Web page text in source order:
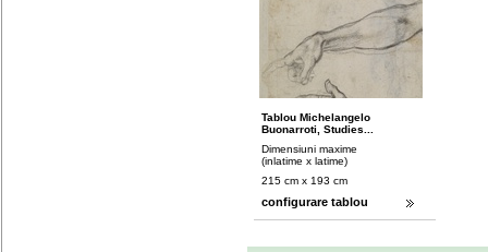
Tablou Michelangelo
Buonarroti, Studies...
Dimensiuni maxime
(inlatime x latime)
215 cm x 193 cm
configurare tablou